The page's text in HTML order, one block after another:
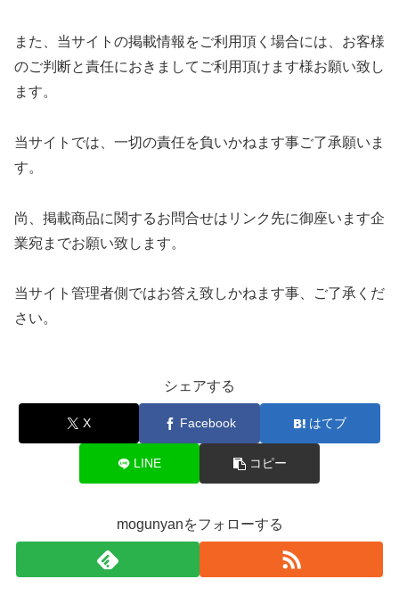
また、当サイトの掲載情報をご利用頂く場合には、お客様
のご判断と責任におきましてご利用頂けます様お願い致し
ます。
当サイトでは、一切の責任を負いかねます事ご了承願いま
す。
尚、掲載商品に関するお問合せはリンク先に御座います企
業宛までお願い致します。
当サイト管理者側ではお答え致しかねます事、ご了承くだ
さい。
シェアする
X Facebook はてブ
LINE コピー
mogunyanをフォローする